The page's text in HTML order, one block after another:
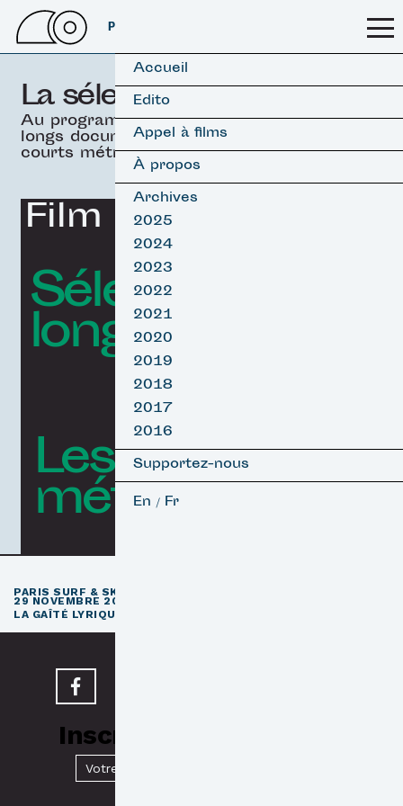
PSSFF 2026
Accueil
Edito
Appel à films
À propos
Archives
2025
2024
2023
2022
2021
2020
2019
2018
2017
2016
Supportez-nous
En / Fr
La sélection officielle
Au programme, 19 films
longs documentaires &
courts métrages.
Film d'ouverture
Sélection
longs Surf
Les courts
métrages
PARIS SURF & SKATEBOARD FILM FESTIVAL
29 NOVEMBRE 2026
LA GAÎTÉ LYRIQUE · PARIS 3
Inscrivez-vous à notre